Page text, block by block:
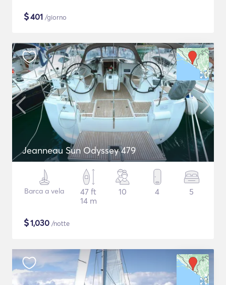
$401 /giorno
Jeanneau Sun Odyssey 479
Barca a vela
47 ft
14 m
10 4 5
$1,030 /notte